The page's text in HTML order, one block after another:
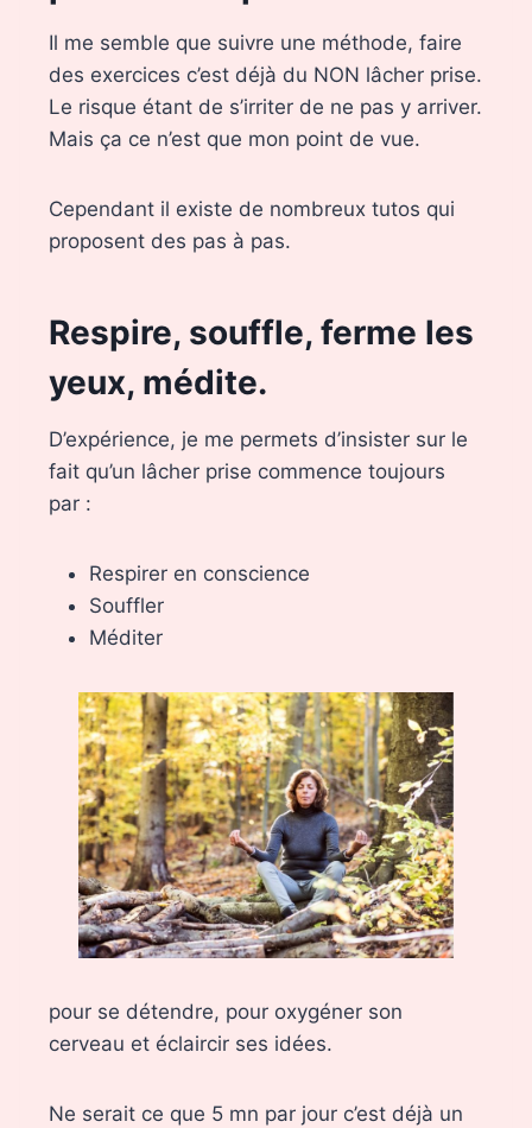
Il me semble que suivre une méthode, faire
des exercices c’est déjà du NON lâcher prise.
Le risque étant de s’irriter de ne pas y arriver.
Mais ça ce n’est que mon point de vue.
Cependant il existe de nombreux tutos qui
proposent des pas à pas.
Respire, souffle, ferme les
yeux, médite.
D’expérience, je me permets d’insister sur le
fait qu’un lâcher prise commence toujours
par :
Respirer en conscience
Souffler
Méditer
pour se détendre, pour oxygéner son
cerveau et éclaircir ses idées.
Ne serait ce que 5 mn par jour c’est déjà un